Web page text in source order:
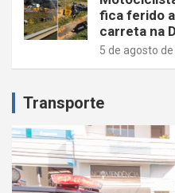
fica ferido
carreta na
5 de agosto
Transporte